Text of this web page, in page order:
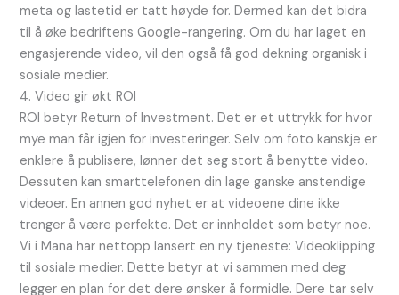
meta og lastetid er tatt høyde for. Dermed kan det bidra
til å øke bedriftens Google-rangering. Om du har laget en
engasjerende video, vil den også få god dekning organisk i
sosiale medier.
4. Video gir økt ROI
ROI betyr Return of Investment. Det er et uttrykk for hvor
mye man får igjen for investeringer. Selv om foto kanskje er
enklere å publisere, lønner det seg stort å benytte video.
Dessuten kan smarttelefonen din lage ganske anstendige
videoer. En annen god nyhet er at videoene dine ikke
trenger å være perfekte. Det er innholdet som betyr noe.
Vi i Mana har nettopp lansert en ny tjeneste: Videoklipping
til sosiale medier. Dette betyr at vi sammen med deg
legger en plan for det dere ønsker å formidle. Dere tar selv